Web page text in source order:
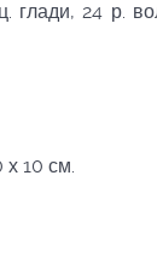
24 р.
х 10 см.